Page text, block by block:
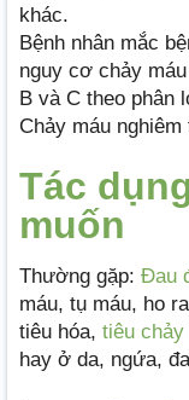
khác.
Bệnh nhân mắc
nguy cơ chảy
B và C theo phân
Chảy máu
Tác
muốn
Thường gặp: Đau
máu, tụ máu, ho
tiêu hóa, tiêu chảy
hay ở da, ngứa,